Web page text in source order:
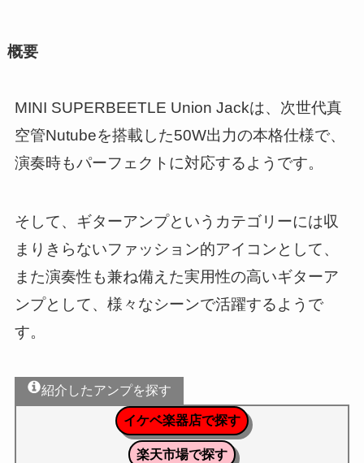
概要
MINI SUPERBEETLE Union Jackは、次世代真
空管Nutubeを搭載した50W出力の本格仕様で、
演奏時もパーフェクトに対応するようです。
そして、ギターアンプというカテゴリーには収
まりきらないファッション的アイコンとして、
また演奏性も兼ね備えた実用性の高いギターア
ンプとして、様々なシーンで活躍するようで
す。
紹介したアンプを探す
イケベ楽器店で探す
楽天市場で探す